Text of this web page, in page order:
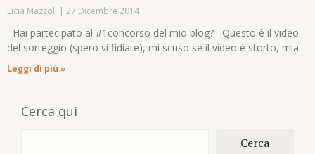
Licia Mazzoli 27 Dicembre 2014
Hai partecipato al #1concorso del mio blog? Questo è il video
del sorteggio (spero vi fidiate), mi scuso se il video è storto, mia
Leggi di più »
Cerca qui
Cerca